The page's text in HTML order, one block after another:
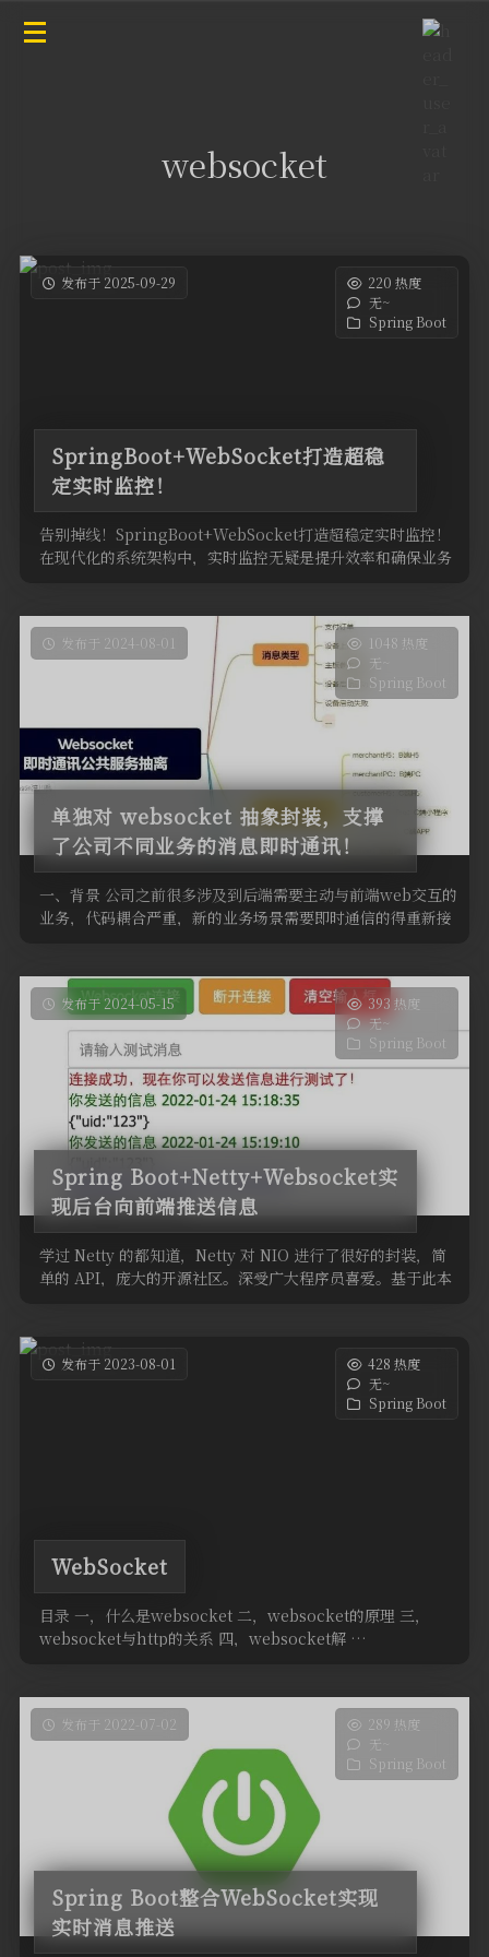
websocket
发布于 2025-09-29
220 热度
无~
Spring Boot
SpringBoot+WebSocket打造超稳
定实时监控！
告别掉线！SpringBoot+WebSocket打造超稳定实时监控！
在现代化的系统架构中，实时监控无疑是提升效率和确保业务
发布于 2024-08-01
1048 热度
无~
Spring Boot
单独对 websocket 抽象封装，支撑
了公司不同业务的消息即时通讯！
一、背景 公司之前很多涉及到后端需要主动与前端web交互的
业务，代码耦合严重，新的业务场景需要即时通信的得重新接
发布于 2024-05-15
393 热度
无~
Spring Boot
Spring Boot+Netty+Websocket实
现后台向前端推送信息
学过 Netty 的都知道，Netty 对 NIO 进行了很好的封装，简
单的 API，庞大的开源社区。深受广大程序员喜爱。基于此本
发布于 2023-08-01
428 热度
无~
Spring Boot
WebSocket
目录 一，什么是websocket 二，websocket的原理 三，
websocket与http的关系 四，websocket解 …
发布于 2022-07-02
289 热度
无~
Spring Boot
Spring Boot整合WebSocket实现
实时消息推送